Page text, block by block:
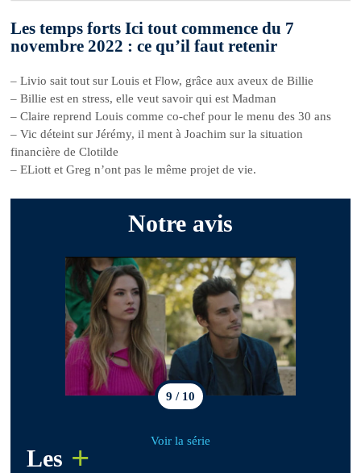
Les temps forts Ici tout commence du 7
novembre 2022 : ce qu’il faut retenir
– Livio sait tout sur Louis et Flow, grâce aux aveux de Billie
– Billie est en stress, elle veut savoir qui est Madman
– Claire reprend Louis comme co-chef pour le menu des 30 ans
– Vic déteint sur Jérémy, il ment à Joachim sur la situation
financière de Clotilde
– ELiott et Greg n’ont pas le même projet de vie.
Notre avis
9 / 10
Voir la série
Les +